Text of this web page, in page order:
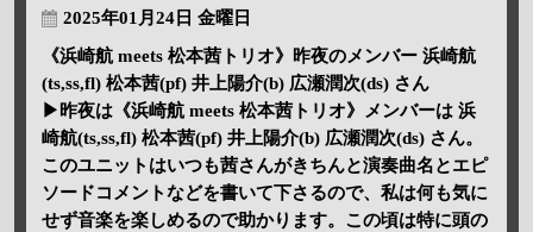
2025年01月24日 金曜日
《浜崎航 meets 松本茜トリオ》昨夜のメンバー 浜崎航
(ts,ss,fl) 松本茜(pf) 井上陽介(b) 広瀬潤次(ds) さん
▶昨夜は《浜崎航 meets 松本茜トリオ》メンバーは 浜
崎航(ts,ss,fl) 松本茜(pf) 井上陽介(b) 広瀬潤次(ds) さん。
このユニットはいつも茜さんがきちんと演奏曲名とエピ
ソードコメントなどを書いて下さるので、私は何も気に
せず音楽を楽しめるので助かります。この頃は特に頭の